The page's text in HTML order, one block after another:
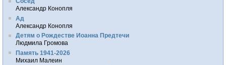
Александр Конопля
Ад
Александр Конопля
Детям о Рождестве Иоанна Предтечи
Людмила Громова
Память 1941-2026
Михаил Малеин